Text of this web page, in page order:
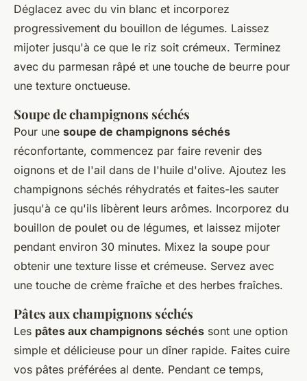
Déglacez avec du vin blanc et incorporez
progressivement du bouillon de légumes. Laissez
mijoter jusqu'à ce que le riz soit crémeux. Terminez
avec du parmesan râpé et une touche de beurre pour
une texture onctueuse.
Soupe de champignons séchés
Pour une soupe de champignons séchés
réconfortante, commencez par faire revenir des
oignons et de l'ail dans de l'huile d'olive. Ajoutez les
champignons séchés réhydratés et faites-les sauter
jusqu'à ce qu'ils libèrent leurs arômes. Incorporez du
bouillon de poulet ou de légumes, et laissez mijoter
pendant environ 30 minutes. Mixez la soupe pour
obtenir une texture lisse et crémeuse. Servez avec
une touche de crème fraîche et des herbes fraîches.
Pâtes aux champignons séchés
Les pâtes aux champignons séchés sont une option
simple et délicieuse pour un dîner rapide. Faites cuire
vos pâtes préférées al dente. Pendant ce temps,